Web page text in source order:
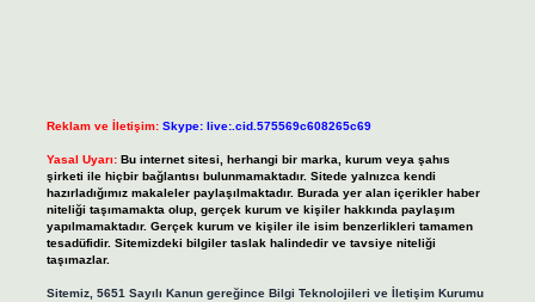
Reklam ve İletişim: Skype: live:.cid.575569c608265c69
Yasal Uyarı: Bu internet sitesi, herhangi bir marka, kurum veya şahıs
şirketi ile hiçbir bağlantısı bulunmamaktadır. Sitede yalnızca kendi
hazırladığımız makaleler paylaşılmaktadır. Burada yer alan içerikler haber
niteliği taşımamakta olup, gerçek kurum ve kişiler hakkında paylaşım
yapılmamaktadır. Gerçek kurum ve kişiler ile isim benzerlikleri tamamen
tesadüfidir. Sitemizdeki bilgiler taslak halindedir ve tavsiye niteliği
taşımazlar.
Sitemiz, 5651 Sayılı Kanun gereğince Bilgi Teknolojileri ve İletişim Kurumu